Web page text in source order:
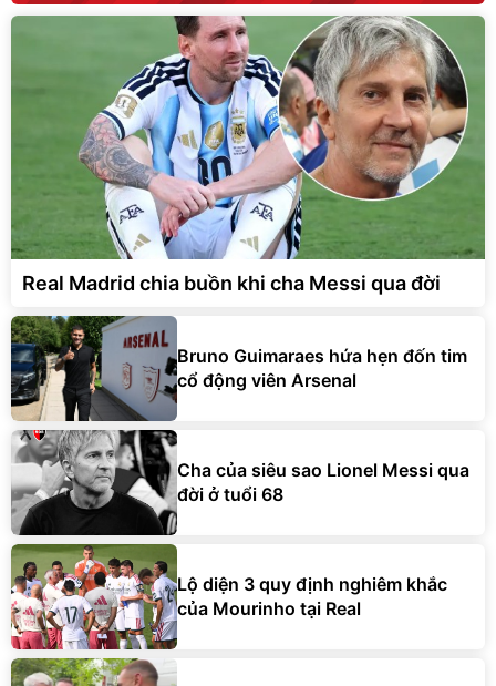
Real Madrid chia buồn khi cha Messi qua đời
Bruno Guimaraes hứa hẹn đốn tim
cổ động viên Arsenal
Cha của siêu sao Lionel Messi qua
đời ở tuổi 68
Lộ diện 3 quy định nghiêm khắc
của Mourinho tại Real